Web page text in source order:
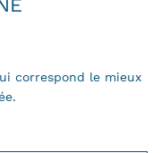
correspond le mieux